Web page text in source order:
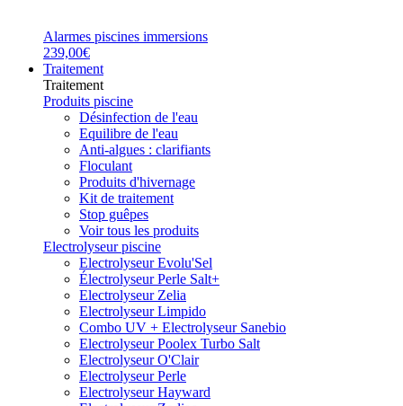
Alarmes piscines immersions
239,00€
Traitement
Traitement
Produits piscine
Désinfection de l'eau
Equilibre de l'eau
Anti-algues : clarifiants
Floculant
Produits d'hivernage
Kit de traitement
Stop guêpes
Voir tous les produits
Electrolyseur piscine
Electrolyseur Evolu'Sel
Électrolyseur Perle Salt+
Electrolyseur Zelia
Electrolyseur Limpido
Combo UV + Electrolyseur Sanebio
Electrolyseur Poolex Turbo Salt
Electrolyseur O'Clair
Electrolyseur Perle
Electrolyseur Hayward